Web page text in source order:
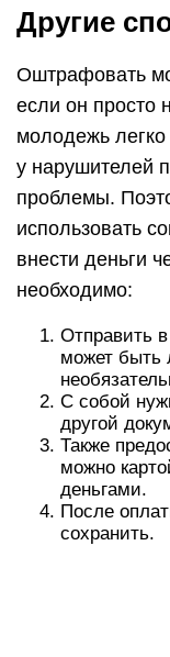
Другие
Оштрафовать
если он просто
молодежь
у нарушителей
проблемы.
использовать
внести деньги
необходимо:
Отправить
может быть
С собой
другой
Также
можно
деньгами.
После
сохранить.